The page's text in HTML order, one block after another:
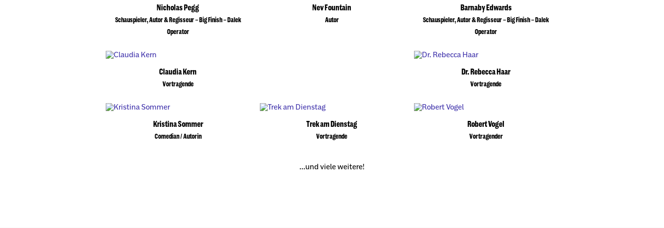
Nicholas Pegg
Schauspieler, Autor & Regisseur – Big Finish – Dalek
Operator
Nev Fountain
Autor
Barnaby Edwards
Schauspieler, Autor & Regisseur – Big Finish – Dalek
Operator
Claudia Kern
Vortragende
Dr. Rebecca Haar
Vortragende
Kristina Sommer
Comedian / Autorin
Trek am Dienstag
Vortragende
Robert Vogel
Vortragender
...und viele weitere!